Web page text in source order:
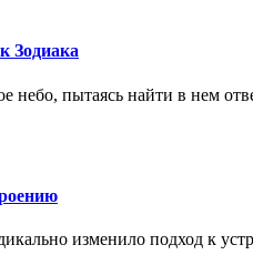
Зодиака
небо, пытаясь найти в нем
изменило подход к